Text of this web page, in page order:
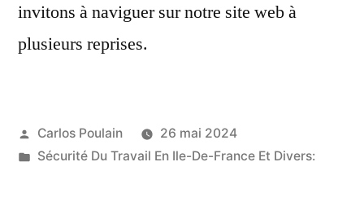
invitons à naviguer sur notre site web à
plusieurs reprises.
Publié
par
Carlos Poulain
26 mai 2024
Publié
Sécurité Du Travail En Ile-De-France Et Divers: